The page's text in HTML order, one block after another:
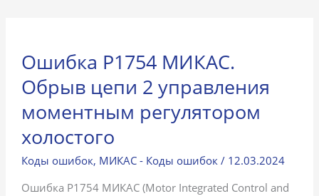
Ошибка P1754 МИКАС.
Обрыв цепи 2 управления
моментным регулятором
холостого
Коды ошибок, МИКАС - Коды ошибок / 12.03.2024
Ошибка P1754 МИКАС (Motor Integrated Control and